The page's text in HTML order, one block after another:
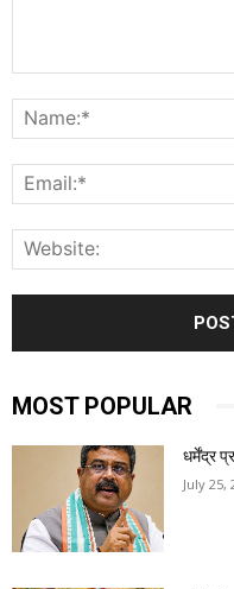
MOST POPULAR
धर्मेंद्र
July 25,